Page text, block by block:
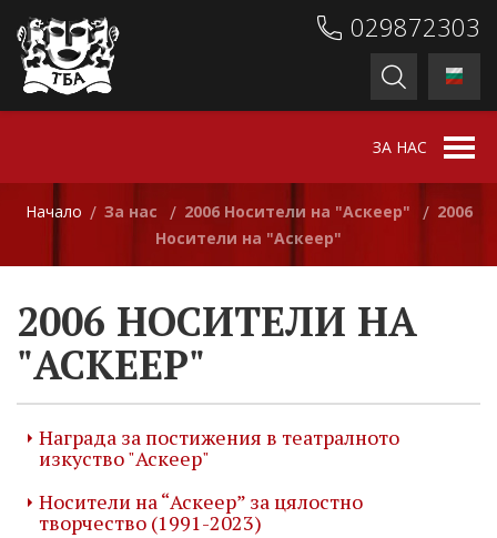
029872303
ЗА НАС
Начало / За нас / 2006 Носители на "Аскеер" / 2006
Носители на "Аскеер"
2006 НОСИТЕЛИ НА
"АСКЕЕР"
Награда за постижения в театралното
изкуство "Аскеер"
Носители на “Аскеер” за цялостно
творчество (1991-2023)